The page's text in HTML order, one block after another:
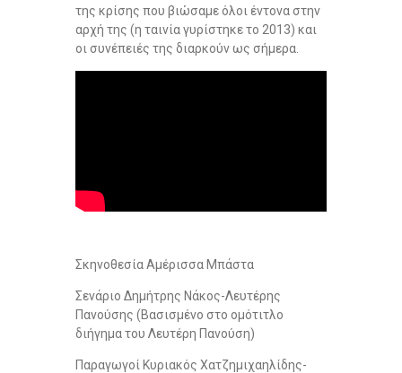
της κρίσης που βιώσαμε όλοι έντονα στην
αρχή της (η ταινία γυρίστηκε το 2013) και
οι συνέπειές της διαρκούν ως σήμερα.
Σκηνοθεσία Αμέρισσα Μπάστα
Σενάριο Δημήτρης Νάκος-Λευτέρης
Πανούσης (Βασισμένο στο ομότιτλο
διήγημα του Λευτέρη Πανούση)
Παραγωγοί Κυριακός Χατζημιχαηλίδης-